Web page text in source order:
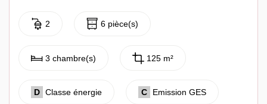
2 6 pièce(s)
3 chambre(s) 125 m²
D Classe énergie C Emission GES